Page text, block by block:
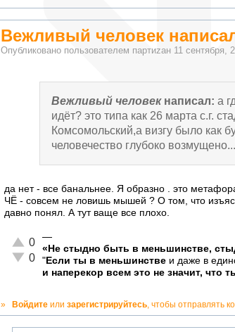
Вежливый человек
Опубликовано пользователем партиzан 11 сентября,
Вежливый человекнаписал:а
идёт? это типа как 26 марта с.г.
Комсомольский,а визгу было как
человечество глубоко
да нет - все банальнее. Я образно . это метафора
ЧЁ - совсем не ловишь мышей ? О том, что
давно понял. А тут ваще все плохо.
Отлично!
0
Неадекватно!
0
—
«Не стыдно быть в меньшинстве,
" Если ты в меньшинстве и даже в
и наперекор всем это не значит, что
» Войдите или зарегистрируйтесь , чтобы отправлять